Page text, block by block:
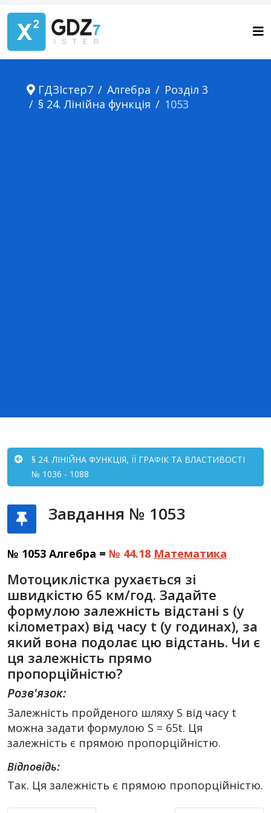
ГДЗІстер7 Алгебра
Розділ 3
§ 24. Лінійна функція
1053
§ 24. ЛІНІЙНА ФУНКЦІЯ, ЇЇ ГРАФІК ТА ВЛАСТИВОСТІ
№ 1036 - 1088
Завдання № 1053
№ 1053 Алгебра = № 44.18 Математика
Мотоциклістка рухається зі
швидкістю 65 км/год. Задайте
формулою залежність відстані s (у
кілометрах) від часу t (у годинах), за
який вона подолає цю відстань. Чи є
ця залежність прямо
пропорційністю?
Розв'язок:
Залежність пройденого шляху S від часу t
можна задати формулою S = 65t. Ця
залежність є прямою пропорційністю.
Відповідь:
Так. Ця залежність є прямою пропорційністю.